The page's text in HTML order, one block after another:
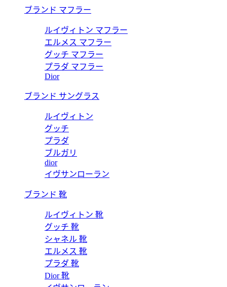
ブランド マフラー
ルイヴィトン マフラー
エルメス マフラー
グッチ マフラー
プラダ マフラー
Dior
ブランド サングラス
ルイヴィトン
グッチ
プラダ
ブルガリ
dior
イヴサンローラン
ブランド 靴
ルイヴィトン 靴
グッチ 靴
シャネル 靴
エルメス 靴
プラダ 靴
Dior 靴